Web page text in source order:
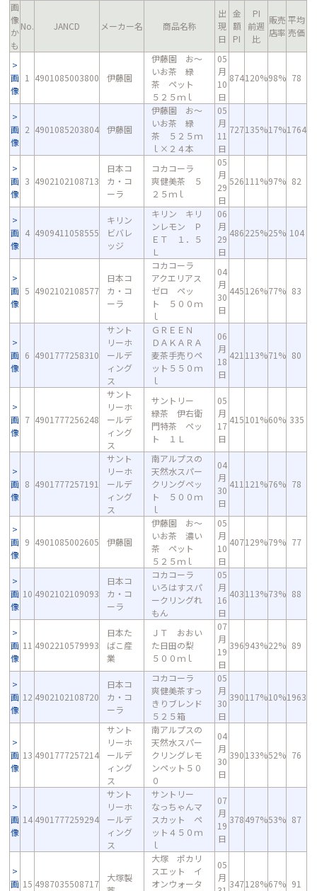
画
像
か
も
No. JANCD メーカー名 商品名称
出
現
日
金
額
PI
PI
前週
比
販売
店率
平均
売価
画
像
1 4901085003800 伊藤園
伊藤園 お～
いお茶 緑
茶 ペット
５２５ｍｌ
05
月
10
日
874120%98% 78
画
像
2 4901085203804 伊藤園
伊藤園 お～
いお茶 緑
茶 ５２５ｍ
ｌ×２４本
05
月
11
日
727135%17%1764
画
像
3 4902102108713
日本コ
カ・コ
ーラ
コカコーラ
爽健美茶 ５
２５ｍｌ
05
月
29
日
526111%97% 82
画
像
4 4909411058555
キリン
ビバレ
ッジ
キリン キリ
ンレモン Ｐ
ＥＴ １．５
Ｌ
06
月
29
日
486225%25% 104
画
像
5 4902102108577
日本コ
カ・コ
ーラ
コカコーラ
アクエリアス
ゼロ ペッ
ト ５００ｍ
ｌ
04
月
30
日
445126%77% 83
画
像
6 4901777258310
サント
リーホ
ールデ
ィング
ス
ＧＲＥＥＮ
ＤＡＫＡＲＡ
麦茶手売りペ
ット５５０ｍ
ｌ
06
月
18
日
421 113%71% 80
画
像
7 4901777256248
サント
リーホ
ールデ
ィング
ス
サントリー
緑茶 伊右衛
門特茶 ペッ
ト １Ｌ
05
月
17
日
415101%60% 335
画
像
8 4901777257191
サント
リーホ
ールデ
ィング
ス
南アルプスの
天然水スパー
クリングペッ
ト ５００ｍ
ｌ
04
月
30
日
411 121%76% 78
画
像
9 4901085002605 伊藤園
伊藤園 お～
いお茶 濃い
茶 ペット
５２５ｍｌ
05
月
10
日
407129%79% 77
画
像
10 4902102109093
日本コ
カ・コ
ーラ
コカコーラ
いろはすスパ
ークリングれ
もん
05
月
16
日
403113%73% 88
画
像
11 4902210579993
日本た
ばこ産
業
ＪＴ おおい
た日田の梨
５００ｍｌ
07
月
19
日
396943%22% 89
画
像
12 4902102108720
日本コ
カ・コ
ーラ
コカコーラ
爽健美茶すっ
きりブレンド
５２５箱
05
月
30
日
390117%10%1963
画
像
13 4901777257214
サント
リーホ
ールデ
ィング
ス
南アルプスの
天然水スパー
クリングレモ
ンペット５０
０
04
月
30
日
390133%52% 76
画
像
14 4901777259294
サント
リーホ
ールデ
ィング
ス
サントリー
なっちゃんマ
スカット ペ
ット４５０ｍ
ｌ
07
月
19
日
378497%53% 87
画 15 4987035508717
大塚製
大塚 ポカリ
スエット イ
オンウォータ
05
月
347128%67% 91